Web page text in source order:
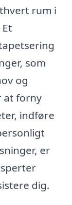
rum i
som
og
at forny
indføre
er
dig.